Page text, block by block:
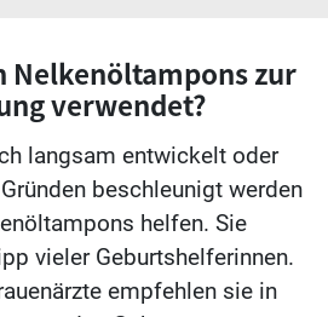
Nelkenöltampons zur
verwendet?
langsam entwickelt oder
beschleunigt werden
helfen. Sie
vieler Geburtshelferinnen.
empfehlen sie in